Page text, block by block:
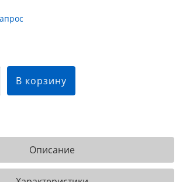
В корзину
Описание